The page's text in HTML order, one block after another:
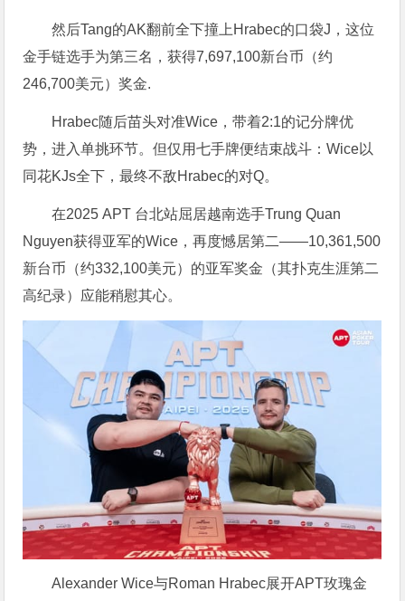
然后Tang的AK翻前全下撞上Hrabec的口袋J，这位
金手链选手为第三名，获得7,697,100新台币（约
246,700美元）奖金.
Hrabec随后苗头对准Wice，带着2:1的记分牌优
势，进入单挑环节。但仅用七手牌便结束战斗：Wice以
同花KJs全下，最终不敌Hrabec的对Q。
在2025 APT 台北站屈居越南选手Trung Quan
Nguyen获得亚军的Wice，再度憾居第二——10,361,500
新台币（约332,100美元）的亚军奖金（其扑克生涯第二
高纪录）应能稍慰其心。
Alexander Wice与Roman Hrabec展开APT玫瑰金